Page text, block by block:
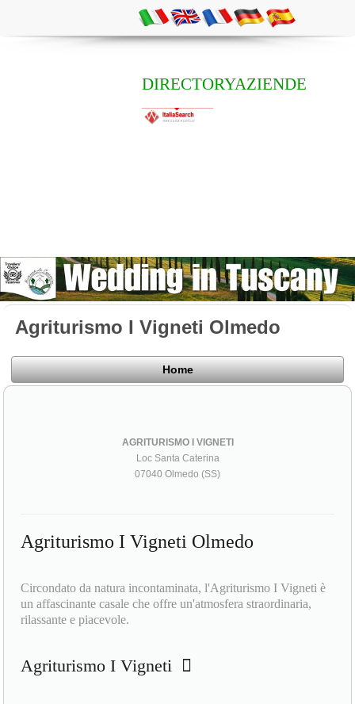
DIRECTORYAZIENDE
Agriturismo I Vigneti Olmedo
Home
AGRITURISMO I VIGNETI
Loc Santa Caterina
07040 Olmedo (SS)
Agriturismo I Vigneti Olmedo
Circondato da natura incontaminata, l'Agriturismo I Vigneti è
un affascinante casale che offre un'atmosfera straordinaria,
rilassante e piacevole.
Agriturismo I Vigneti